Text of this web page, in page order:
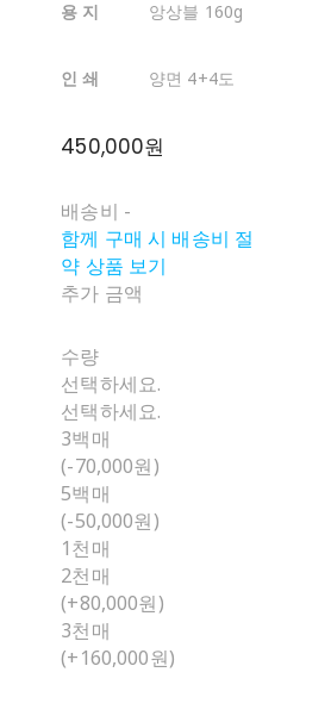
용 지 앙상블 160g
인 쇄 양면 4+4도
450,000원
배송비 -
함께 구매 시 배송비 절
약 상품 보기
추가 금액
수량
선택하세요.
선택하세요.
3백매
(-70,000원)
5백매
(-50,000원)
1천매
2천매
(+80,000원)
3천매
(+160,000원)